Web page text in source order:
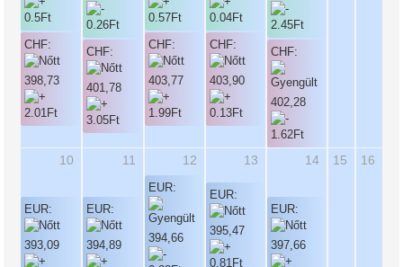
CHF:
398,73
CHF:
401,78
CHF:
403,77
CHF:
403,90
CHF:
402,28
10
EUR:
393,09
11
EUR:
394,89
12
EUR:
394,66
13
EUR:
395,47
14
EUR:
397,66
15 16